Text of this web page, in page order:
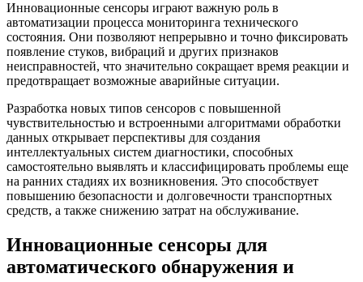
Инновационные сенсоры играют важную роль в
автоматизации процесса мониторинга технического
состояния. Они позволяют непрерывно и точно фиксировать
появление стуков, вибраций и других признаков
неисправностей, что значительно сокращает время реакции и
предотвращает возможные аварийные ситуации.
Разработка новых типов сенсоров с повышенной
чувствительностью и встроенными алгоритмами обработки
данных открывает перспективы для создания
интеллектуальных систем диагностики, способных
самостоятельно выявлять и классифицировать проблемы еще
на ранних стадиях их возникновения. Это способствует
повышению безопасности и долговечности транспортных
средств, а также снижению затрат на обслуживание.
Инновационные сенсоры для
автоматического обнаружения и